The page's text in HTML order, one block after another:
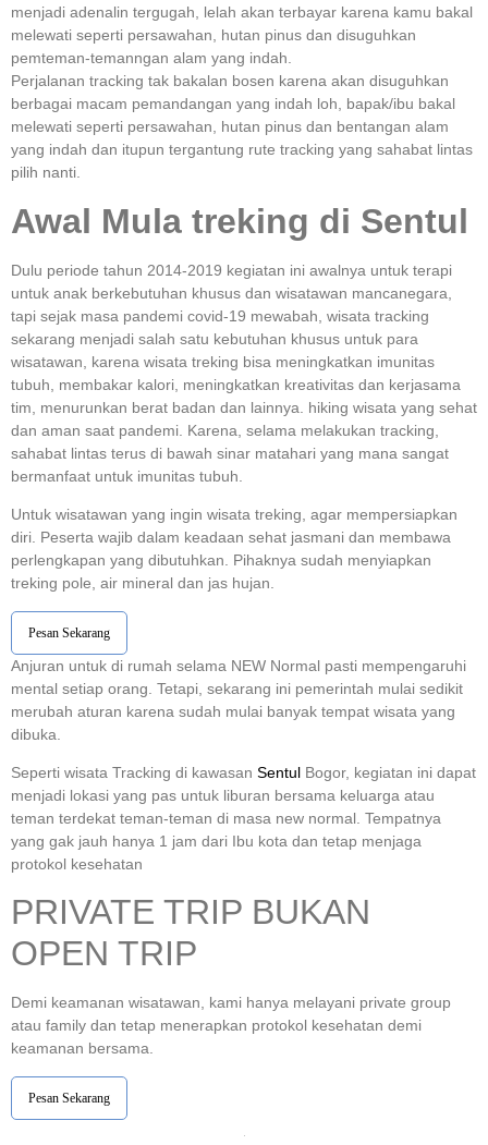
menjadi adenalin tergugah, lelah akan terbayar karena kamu bakal
melewati seperti persawahan, hutan pinus dan disuguhkan
pemteman-temanngan alam yang indah.
Perjalanan tracking tak bakalan bosen karena akan disuguhkan
berbagai macam pemandangan yang indah loh, bapak/ibu bakal
melewati seperti persawahan, hutan pinus dan bentangan alam
yang indah dan itupun tergantung rute tracking yang sahabat lintas
pilih nanti.
Awal Mula treking di Sentul
Dulu periode tahun 2014-2019 kegiatan ini awalnya untuk terapi
untuk anak berkebutuhan khusus dan wisatawan mancanegara,
tapi sejak masa pandemi covid-19 mewabah, wisata tracking
sekarang menjadi salah satu kebutuhan khusus untuk para
wisatawan, karena wisata treking bisa meningkatkan imunitas
tubuh, membakar kalori, meningkatkan kreativitas dan kerjasama
tim, menurunkan berat badan dan lainnya. hiking wisata yang sehat
dan aman saat pandemi. Karena, selama melakukan tracking,
sahabat lintas terus di bawah sinar matahari yang mana sangat
bermanfaat untuk imunitas tubuh.
Untuk wisatawan yang ingin wisata treking, agar mempersiapkan
diri. Peserta wajib dalam keadaan sehat jasmani dan membawa
perlengkapan yang dibutuhkan. Pihaknya sudah menyiapkan
treking pole, air mineral dan jas hujan.
Pesan Sekarang
Anjuran untuk di rumah selama NEW Normal pasti mempengaruhi
mental setiap orang. Tetapi, sekarang ini pemerintah mulai sedikit
merubah aturan karena sudah mulai banyak tempat wisata yang
dibuka.
Seperti wisata Tracking di kawasan Sentul Bogor, kegiatan ini dapat
menjadi lokasi yang pas untuk liburan bersama keluarga atau
teman terdekat teman-teman di masa new normal. Tempatnya
yang gak jauh hanya 1 jam dari Ibu kota dan tetap menjaga
protokol kesehatan
PRIVATE TRIP BUKAN
OPEN TRIP
Demi keamanan wisatawan, kami hanya melayani private group
atau family dan tetap menerapkan protokol kesehatan demi
keamanan bersama.
Pesan Sekarang